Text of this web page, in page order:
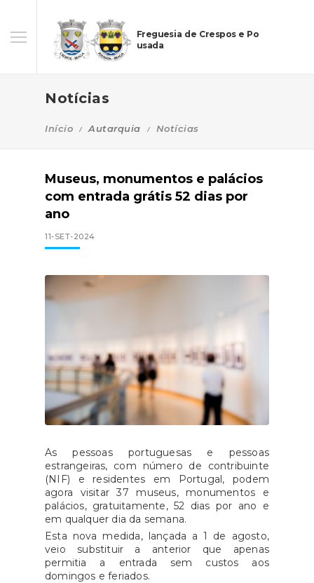
Freguesia de Crespos e Po
usada
Notícias
Início Autarquia Notícias
Museus, monumentos e palácios
com entrada grátis 52 dias por
ano
11-SET-2024
As pessoas portuguesas e pessoas
estrangeiras, com número de contribuinte
(NIF) e residentes em Portugal, podem
agora visitar 37 museus, monumentos e
palácios, gratuitamente, 52 dias por ano e
em qualquer dia da semana.
Esta nova medida, lançada a 1 de agosto,
veio substituir a anterior que apenas
permitia a entrada sem custos aos
domingos e feriados.